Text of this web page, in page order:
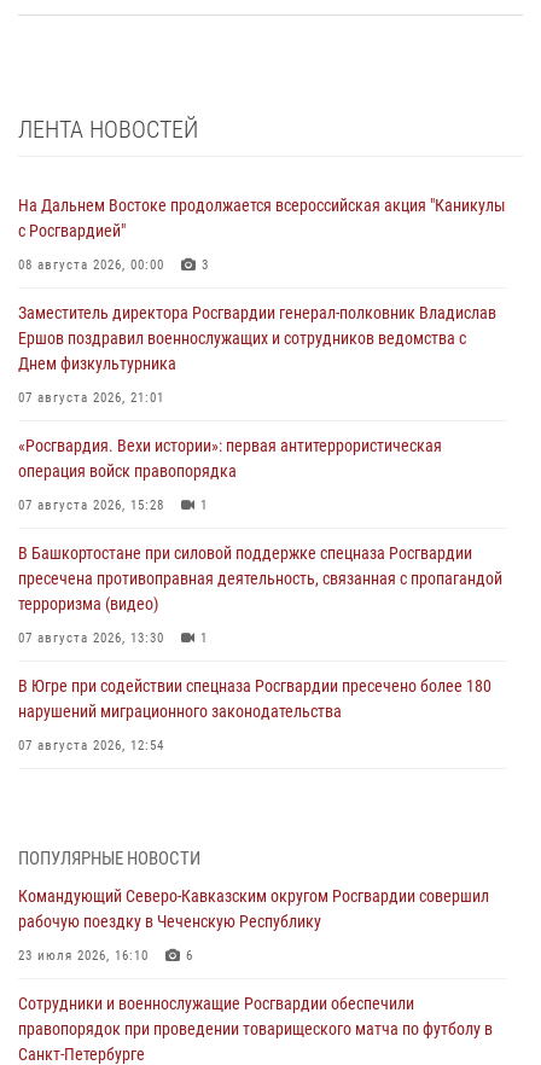
ЛЕНТА НОВОСТЕЙ
На Дальнем Востоке продолжается всероссийская акция "Каникулы
с Росгвардией"
08 августа 2026, 00:00 3
Заместитель директора Росгвардии генерал-полковник Владислав
Ершов поздравил военнослужащих и сотрудников ведомства с
Днем физкультурника
07 августа 2026, 21:01
«Росгвардия. Вехи истории»: первая антитеррористическая
операция войск правопорядка
07 августа 2026, 15:28 1
В Башкортостане при силовой поддержке спецназа Росгвардии
пресечена противоправная деятельность, связанная с пропагандой
терроризма (видео)
07 августа 2026, 13:30 1
В Югре при содействии спецназа Росгвардии пресечено более 180
нарушений миграционного законодательства
07 августа 2026, 12:54
Росгвардии (видео)
07 августа 2026, 12:20
выпуска «Легенды армии с Александром Маршалом»
07 августа 2026, 12:00
ПОПУЛЯРНЫЕ НОВОСТИ
Командующий Северо-Кавказским округом Росгвардии совершил
рабочую поездку в Чеченскую Республику
23 июля 2026, 16:10 6
Сотрудники и военнослужащие Росгвардии обеспечили
правопорядок при проведении товарищеского матча по футболу в
Санкт-Петербурге